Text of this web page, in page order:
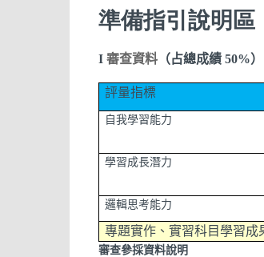
準備指引說明區
I 審查資料 （占總成績 50%）
評量指標
自我學習能力
學習成長潛力
邏輯思考能力
專題實作、實習科目學習成
審查參採資料說明